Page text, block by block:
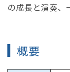
の成長と演奏、
概要